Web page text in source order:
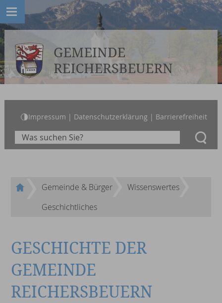
Impressum | Datenschutzerklärung| Barrierefreiheit
Gemeinde & Bürger
Wissenswertes
Geschichtliches
GESCHICHTE DER
GEMEINDE
REICHERSBEUERN